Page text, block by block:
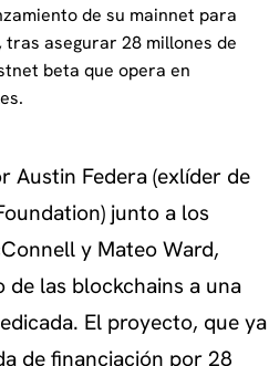
de su mainnet para
tras asegurar 28 millones de
beta que opera en
Austin Federa (exlíder de
junto a los
y Mateo Ward,
de las blockchains a una
El proyecto, que ya
de financiación por 28